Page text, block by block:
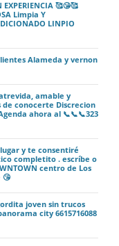
EXPERIENCIA 🥰😘🥰
Limpia Y
LINPIO
Alameda y vernon
amable y
de conocerte Discrecion
ahora al 📞📞📞323
lugar y te consentiré
completito . escríbe o
centro de Los
😘
joven sin trucos
city 6615716088